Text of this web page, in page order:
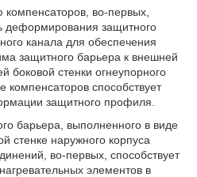
во-первых,
деформирования защитного
канала для обеспечения
защитного барьера к внешней
боковой стенки огнеупорного
компенсаторов способствует
защитного профиля.
барьера, выполненного в виде
стенке наружного корпуса
во-первых, способствует
элементов в